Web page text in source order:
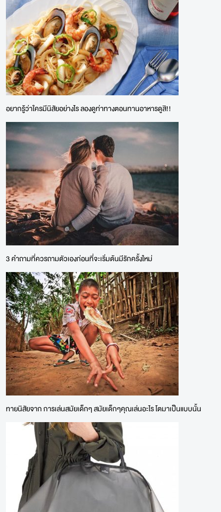
อยากรู้ว่าใครมีนิสัยอย่างไร ลองดูท่าทางตอนทานอาหารดูสิ!!
3 คำถามที่ควรถามตัวเองก่อนที่จะเริ่มต้นมีรักครั้งใหม่
ทายนิสัยจาก การเล่นสมัยเด็กๆ สมัยเด็กๆคุณเล่นอะไร โตมาเป็นแบบนั้น